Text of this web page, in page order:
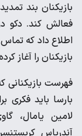
‌بازیکنان بند
‌فعالش کند. دکو
اطلاع ‌داد که
بازیکنان ‌را آغاز
‌بارسا باید فکری
لامین ‌یامال،